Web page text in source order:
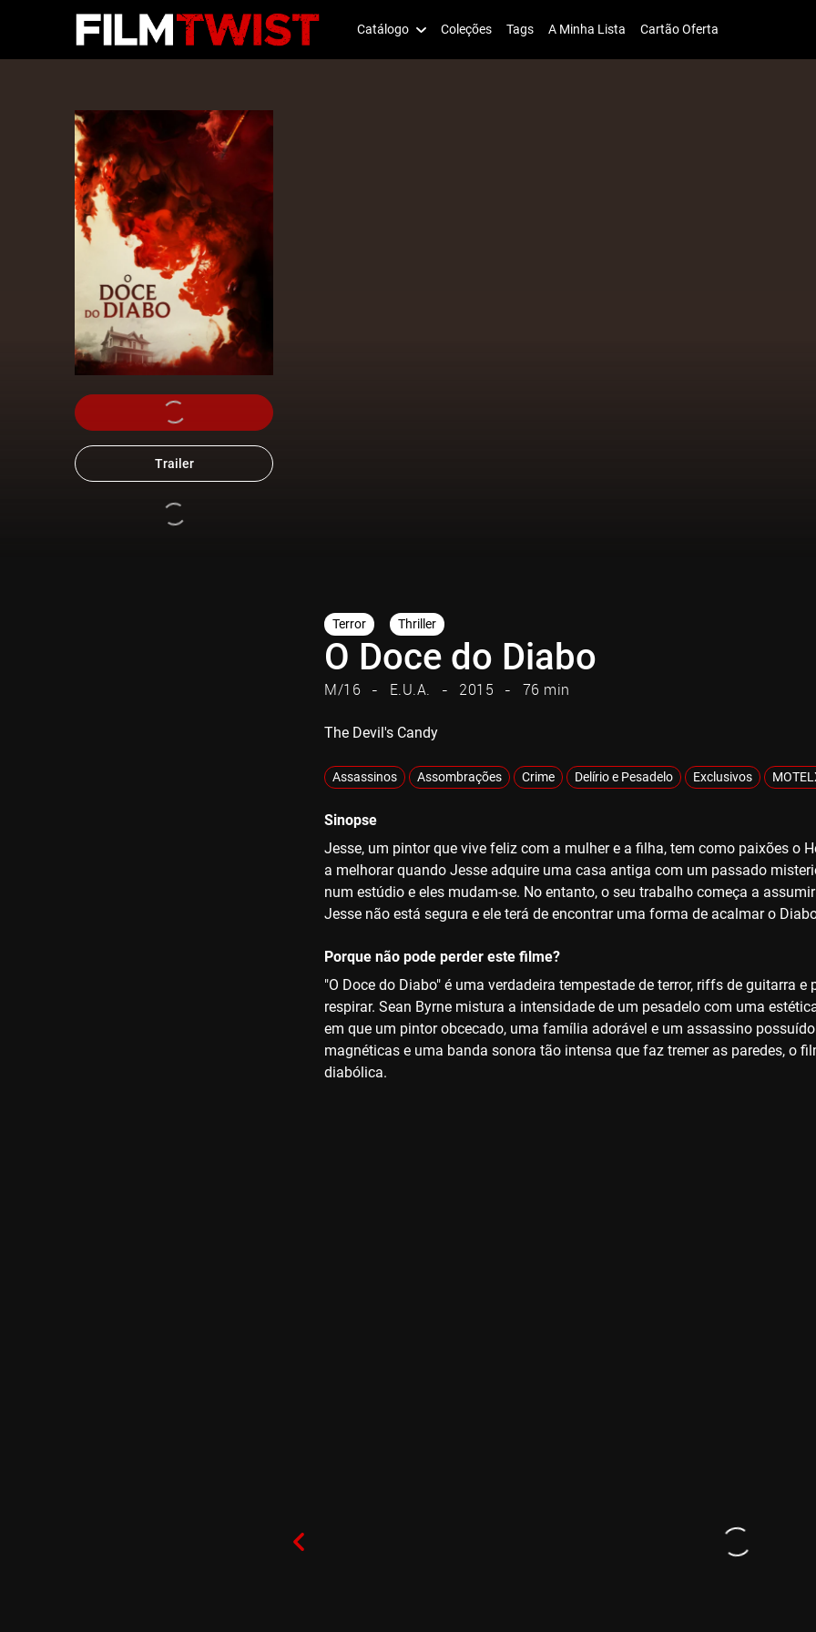
Catálogo Coleções Tags A Minha Lista Cartão Oferta
Trailer
Terror Thriller
O Doce do Diabo
M/16 E.U.A. 2015 76 min
The Devil's Candy
Assassinos Assombrações Crime Delírio e Pesadelo Exclusivos
Sinopse
Jesse, um pintor que vive feliz com a mulher e a filha, tem como paixões o
a melhorar quando Jesse adquire uma casa antiga com um passado
num estúdio e eles mudam-se. No entanto, o seu trabalho começa a
Jesse não está segura e ele terá de encontrar uma forma de acalmar o
Porque não pode perder este filme?
"O Doce do Diabo" é uma verdadeira tempestade de terror, riffs de guitarra
respirar. Sean Byrne mistura a intensidade de um pesadelo com uma
em que um pintor obcecado, uma família adorável e um assassino
magnéticas e uma banda sonora tão intensa que faz tremer as paredes, o
diabólica.